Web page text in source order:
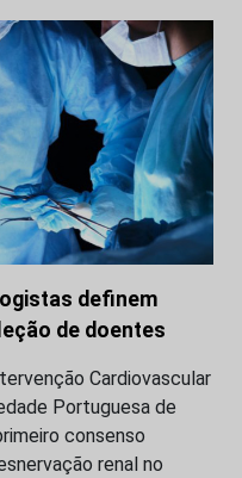
definem
de doentes
Cardiovascular
Portuguesa de
consenso
renal no